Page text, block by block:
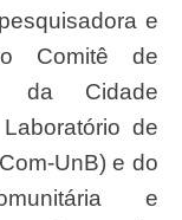
e
Comitê de
da Cidade
de
UnB) e do
e